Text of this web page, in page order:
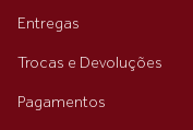
Entregas
Trocas e Devoluções
Pagamentos